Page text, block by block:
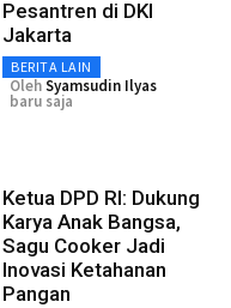
Pesantren di DKI
Jakarta
BERITA LAIN
OlehSyamsudin Ilyas
baru saja
Ketua DPD RI: Dukung
Karya Anak Bangsa,
Sagu Cooker Jadi
Inovasi Ketahanan
Pangan